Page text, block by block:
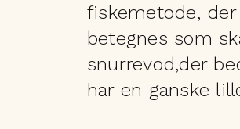
fiskemetode,
betegnes som
snurrevod,der
har en ganske